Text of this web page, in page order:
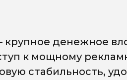
денежное
к мощному
стабильность,